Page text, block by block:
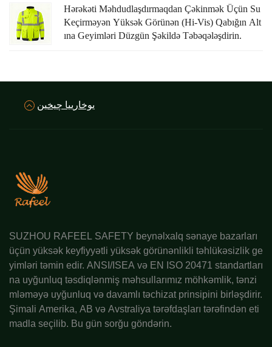
Hərəkəti Məhdudlaşdırmaqdan Çəkinmək Üçün Su
Keçirməyən Yüksək Görünən (hi-Vis) Qabığın Alt
Ina Geyimləri Düzgün Şəkildə Təbəqələşdirin.
يوخارييا چيخين
SUZHOU RAFEEL SAFETY beynəlxalq sənaye bazarları
üçün yüksək keyfiyyətli yüksək görünənlikli təhlükəsizlik ge
yimləri təmin edir. ANSI/ISEA və EN ISO 20471 standartları
na uyğunluq təsdiqlənmiş məhsullarımız möhkəmlik, tənzi
mləməyə uyğunluq və davamlı təchizat prinsipini birləşdirir.
Şimali Amerika, AB və Avstraliya tərəfdaşları tərəfindən eti
madla seçilib. Bu gün sorğu göndərin.